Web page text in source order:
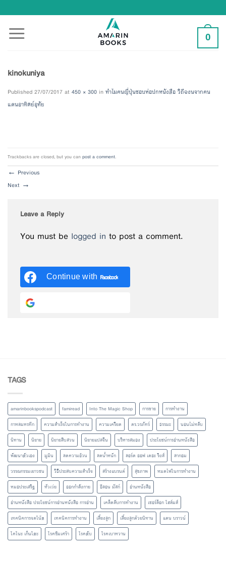
to
content
0
kinokuniya
Published 27/07/2017 at 450 × 300 in ทำไมคนญี่ปุ่นชอบห่อปกหนังสือ วิถีฉงนจากคน
แดนอาทิตย์อุทัย
Trackbacks are closed, but you canpost a comment.
← Previous
Next →
Leave a Reply
You must be logged in to post a comment.
Continue with Facebook
TAGS
amarinbookspodcast famiread Into The Magic Shop การขาย
การทำงาน
กาหลมหรทึก
ความสำเร็จในการทำงาน ความเครียด ดร.วรภัทร์ ธรรมะ
นอนไม่หลับ
นิทาน
นิยาย นิยายสืบสวน นิยายแปลจีน บริหารสมอง
ประโยชน์การอ่านหนังสือ
พัฒนาตัวเอง
มูมิน ลดความอ้วน ลดน้ำหนัก ลอร์ด ออฟ เดอะ ริงส์
ลากอม
วรรณกรรมเยาวชน
วิธีประสบความสำเร็จ สร้างแบรนด์ สุขภาพ
หมดไฟในการทำงาน
หมอประเสริฐ
หัวเว่ย ออกกำลังกาย อีลอน มัสก์
อ่านหนังสือ
อ่านหนังสือ ประโยชน์การอ่านหนังสือ การอ่าน
เคล็ดลับการทำงาน
เชอร์ล็อก โฮล์มส์
เทคนิคการจดโน้ต
เทคนิคการทำงาน เลี้ยงลูก เลี้ยงลูกด้วยนิทาน
แดน บราวน์
โคโนะ เก็นโตะ
โรคซึมเศร้า โรคตับ โรคเบาหวาน